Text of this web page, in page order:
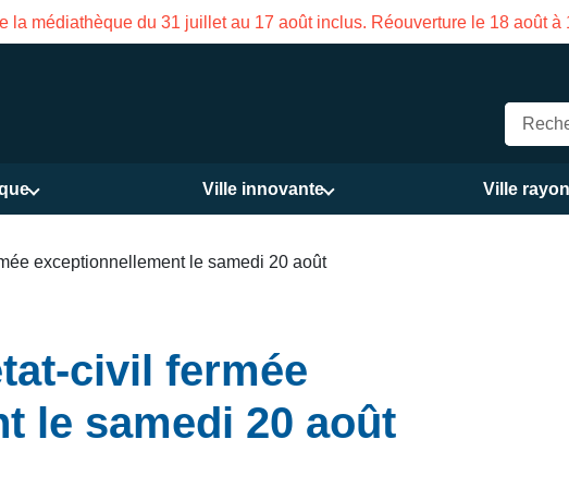
la médiathèque du 31 juillet au 17 août inclus. Réouverture le 18 août à
Ville innovante Ville
exceptionnellement le samedi 20 août
civil fermée
le samedi 20 août